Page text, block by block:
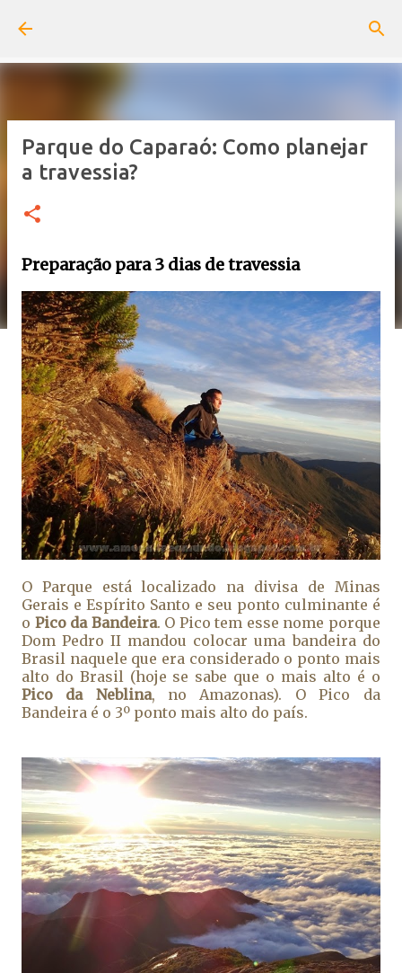
Parque do Caparaó: Como planejar
a travessia?
Preparação para 3 dias de travessia
O Parque está localizado na divisa de Minas
Gerais e Espírito Santo e seu ponto culminante é
o Pico da Bandeira. O Pico tem esse nome porque
Dom Pedro II mandou colocar uma bandeira do
Brasil naquele que era considerado o ponto mais
alto do Brasil (hoje se sabe que o mais alto é o
Pico da Neblina, no Amazonas). O Pico da
Bandeira é o 3º ponto mais alto do país.